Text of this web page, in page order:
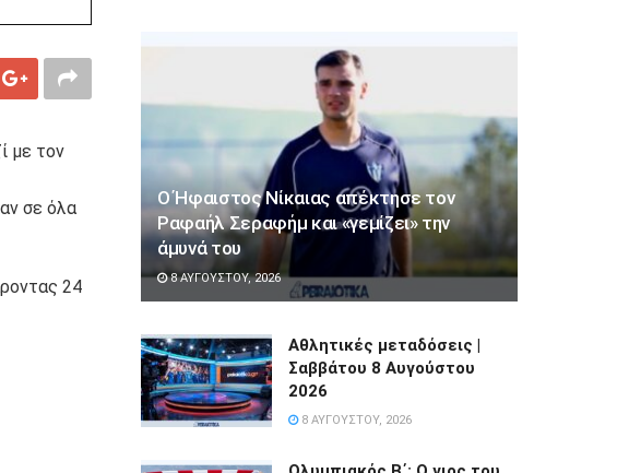
με τον
σε όλα
24
Ο Ήφαιστος Νίκαιας απέκτησε τον
Ραφαήλ Σεραφήμ και «γεμίζει» την
άμυνά του
8 ΑΥΓΟΎΣΤΟΥ, 2026
Αθλητικές μεταδόσεις |
Σαββάτου 8 Αυγούστου
2026
8 ΑΥΓΟΎΣΤΟΥ, 2026